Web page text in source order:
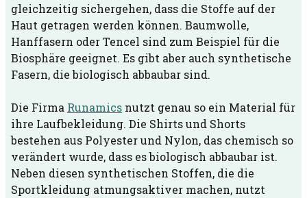
gleichzeitig sichergehen, dass die Stoffe auf der
Haut getragen werden können. Baumwolle,
Hanffasern oder Tencel sind zum Beispiel für die
Biosphäre geeignet. Es gibt aber auch synthetische
Fasern, die biologisch abbaubar sind.
Die Firma Runamics nutzt genau so ein Material für
ihre Laufbekleidung. Die Shirts und Shorts
bestehen aus Polyester und Nylon, das chemisch so
verändert wurde, dass es biologisch abbaubar ist.
Neben diesen synthetischen Stoffen, die die
Sportkleidung atmungsaktiver machen, nutzt